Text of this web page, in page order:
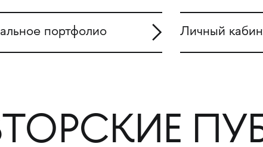
портфолио Личный